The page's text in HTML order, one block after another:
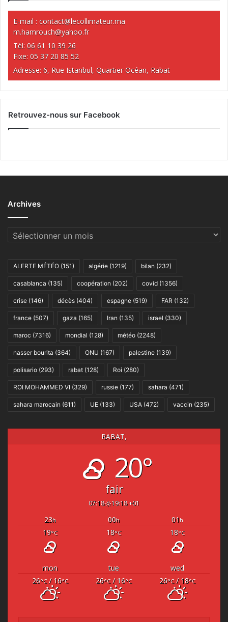
E-mail : contact@lecollimateur.ma
m.hamrouch@yahoo.fr
Tél: 06 61 10 39 26
Fixe: 05 37 20 85 52
Adresse: 6, Rue Istanbul, Quartier Océan, Rabat
Retrouvez-nous sur Facebook
Archives
Archives
ALERTE MÉTÉO (151) algérie (1219) bilan (232)
casablanca (135) coopération (202) covid (1356)
crise (146) décès (404) espagne (519) FAR (132)
france (507) gaza (165) Iran (135) israel (330)
maroc (7316) mondial (128) météo (2248)
nasser bourita (364) ONU (167) palestine (139)
polisario (293) rabat (128) Roi (280)
ROI MOHAMMED VI (329) russie (177) sahara (471)
sahara marocain (611) UE (133) USA (472) vaccin (235)
RABAT,
20°
fair
07:18 19:18 +01
23h 00h 01 h
19°C 18°C 18°C
mon tue
wed
26°C/ 16°C 26°C/ 16°C 26°C/ 18°C